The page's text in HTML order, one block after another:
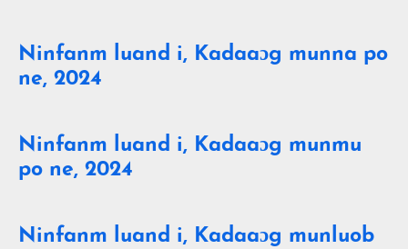
Ninfanm luand i, Kadaaɔg munna po
ne, 2024
Ninfanm luand i, Kadaaɔg munmu
po ne, 2024
Ninfanm luand i, Kadaaɔg munluob